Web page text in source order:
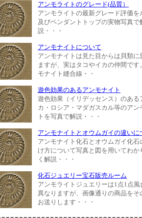
アンモライトのグレード(品質）
アンモライトの最新グレード評価を
及びペンダントトップの実物写真で
説・・・
アンモナイトについて
アンモナイトは見た目からは貝類に
ますが、実はタコやイカの仲間です
モナイト縫合線・・
遊色効果のあるアンモナイト
遊色効果（イリデッセンス）のある
カ・ロシア・マダガスカル等のアン
トを写真で解説・・・
アンモナイトとオウムガイの違いに
アンモナイト化石とオウムガイ化石
け方について写真と図を用いてわか
く解説・・・
化石ジュエリー宝石販売ルーム
アンモライトジュエリーは1点1点風
異なりますが、画像通りの商品をそ
お送りします・・・